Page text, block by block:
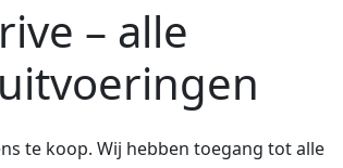
– alle
te koop. Wij hebben toegang tot alle